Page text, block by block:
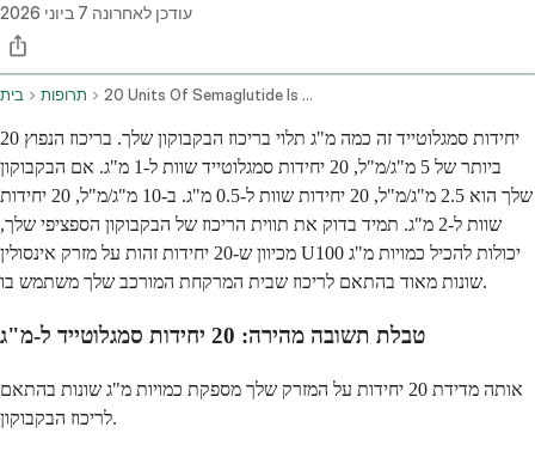
עודכן לאחרונה 7 ביוני 2026
בית תרופות 20 Units Of Semaglutide Is How Many Mg
20 יחידות סמגלוטייד זה כמה מ"ג תלוי בריכוז הבקבוקון שלך. בריכוז הנפוץ
ביותר של 5 מ"ג/מ"ל, 20 יחידות סמגלוטייד שוות ל-1 מ"ג. אם הבקבוקון
שלך הוא 2.5 מ"ג/מ"ל, 20 יחידות שוות ל-0.5 מ"ג. ב-10 מ"ג/מ"ל, 20 יחידות
שוות ל-2 מ"ג. תמיד בדוק את תווית הריכוז של הבקבוקון הספציפי שלך,
מכיוון ש-20 יחידות זהות על מזרק אינסולין U100 יכולות להכיל כמויות מ"ג
שונות מאוד בהתאם לריכוז שבית המרקחת המורכב שלך משתמש בו.
טבלת תשובה מהירה: 20 יחידות סמגלוטייד ל-מ"ג
אותה מדידת 20 יחידות על המזרק שלך מספקת כמויות מ"ג שונות בהתאם
לריכוז הבקבוקון.